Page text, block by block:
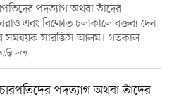
পদত্যাগ অথবা তাঁদের
এবং বিক্ষোভ চলাকালে বক্তব্য দেন
সমন্বয়ক সারজিস আলম। গতকাল
দাশ
পদত্যাগ অথবা তাঁদের